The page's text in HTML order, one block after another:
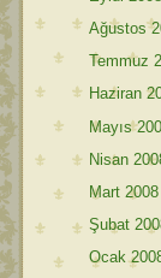
Ağustos
Temmuz
Haziran
Mayıs
Nisan
Mart
Şubat
Ocak